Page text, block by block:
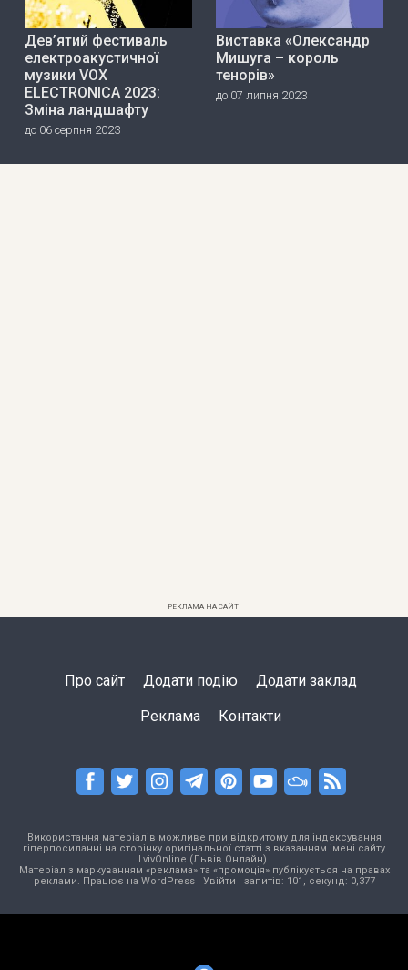
Дев’ятий фестиваль
електроакустичної
музики VOX
ELECTRONICA 2023:
Зміна ландшафту
до 06 серпня 2023
Виставка «Олександр
Мишуга – король
тенорів»
до 07 липня 2023
РЕКЛАМА НА САЙТІ
Про сайт Додати подію Додати заклад
Реклама Контакти
Використання матеріалів можливе при відкритому для індексування
гіперпосиланні на сторінку оригінальної статті з вказанням імені сайту
LvivOnline (Львів Онлайн).
Матеріал з маркуванням «реклама» та «промоція» публікується на правах
реклами. Працює на WordPress| Увійти | запитів: 101, секунд: 0,377